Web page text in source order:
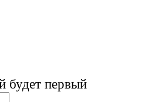
будет первый